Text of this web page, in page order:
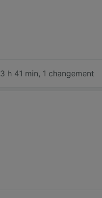
3 h 41 min, 1 changement